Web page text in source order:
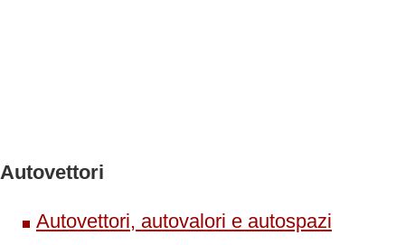
Autovettori
Autovettori, autovalori e autospazi